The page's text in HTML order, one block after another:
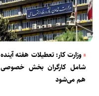
وزارت کار: تعطیلات هفته آینده
شامل کارگران بخش خصوصی
هم می‌شود